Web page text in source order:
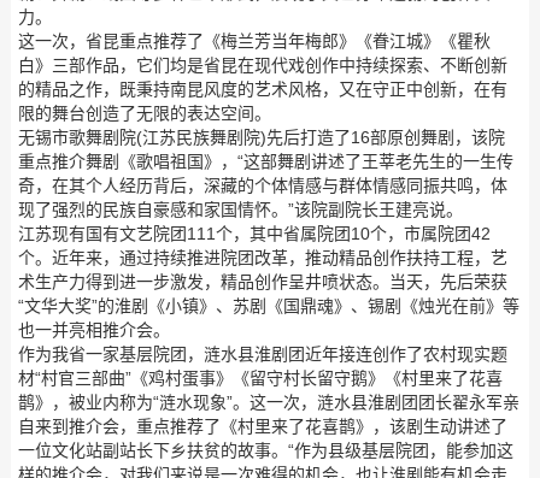
力。
这一次，省昆重点推荐了《梅兰芳当年梅郎》《眷江城》《瞿秋
白》三部作品，它们均是省昆在现代戏创作中持续探索、不断创新
的精品之作，既秉持南昆风度的艺术风格，又在守正中创新，在有
限的舞台创造了无限的表达空间。
无锡市歌舞剧院(江苏民族舞剧院)先后打造了16部原创舞剧，该院
重点推介舞剧《歌唱祖国》，“这部舞剧讲述了王莘老先生的一生传
奇，在其个人经历背后，深藏的个体情感与群体情感同振共鸣，体
现了强烈的民族自豪感和家国情怀。”该院副院长王建亮说。
江苏现有国有文艺院团111个，其中省属院团10个，市属院团42
个。近年来，通过持续推进院团改革，推动精品创作扶持工程，艺
术生产力得到进一步激发，精品创作呈井喷状态。当天，先后荣获
“文华大奖”的淮剧《小镇》、苏剧《国鼎魂》、锡剧《烛光在前》等
也一并亮相推介会。
作为我省一家基层院团，涟水县淮剧团近年接连创作了农村现实题
材“村官三部曲”《鸡村蛋事》《留守村长留守鹅》《村里来了花喜
鹊》，被业内称为“涟水现象”。这一次，涟水县淮剧团团长翟永军亲
自来到推介会，重点推荐了《村里来了花喜鹊》，该剧生动讲述了
一位文化站副站长下乡扶贫的故事。“作为县级基层院团，能参加这
样的推介会，对我们来说是一次难得的机会，也让淮剧能有机会走